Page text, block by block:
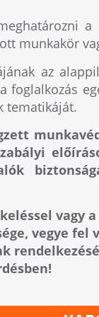
a
munkakör
az
foglalkozás
tematikáját.
vagy
vegye fel